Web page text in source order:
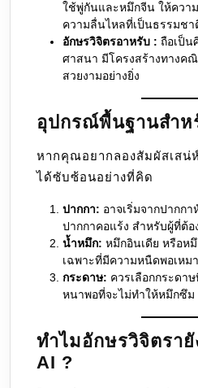
ใช้พู่กันและหมึกจีน ให้ควา
ความลื่นไหลที่เป็นธรรมชา
อักษรวิจิตรอาหรับ : ถือเป็น
ศาสนา มีโครงสร้างทางค
สวยงามอย่างยิ่ง
อุปกรณ์พื้นฐานสำห
หากคุณอยากลองสัมผัสเส
ได้ซับซ้อนอย่างที่คิด
ปากกา: อาจเริ่มจากปากก
ปากกาคอแร้ง สำหรับผู้ที่ต้
น้ำหมึก: หมึกอินเดีย หรือห
เฉพาะที่มีความหนืดพอเหม
กระดาษ: ควรเลือกกระดา
หนาพอที่จะไม่ทำให้หมึกซึม
ทำไมอักษรวิจิตรา
AI ?